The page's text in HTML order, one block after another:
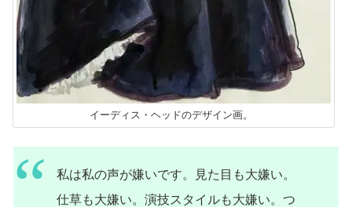
イーディス・ヘッドのデザイン画。
私は私の声が嫌いです。見た目も大嫌い。
仕草も大嫌い。演技スタイルも大嫌い。つ